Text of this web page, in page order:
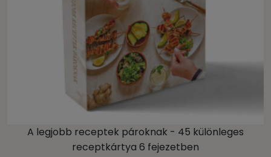
A legjobb receptek pároknak - 45 különleges
receptkártya 6 fejezetben